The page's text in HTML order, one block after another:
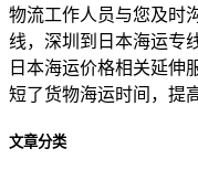
物流工作人员与您及时
线，深圳到日本海运专
日本海运价格相关延伸
短了货物海运时间，提
文章分类